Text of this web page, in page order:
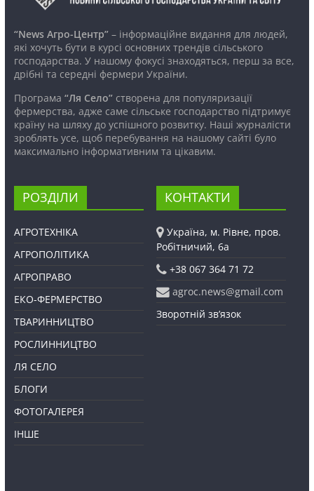
“News Агро-Центр”– інформаційне видання для людей,
які хочуть бути в курсі основних трендів сільського
господарства. У нашому фокусі знаходяться, перш за все,
дрібні та середні фермери України.
Програма “Ля Село”створена для популяризації
фермерства, адже саме сільське господарство підтримує
країну на шляху до успішного розвитку. Наші журналісти
зроблять усе, щоб перебування на нашому сайті було
максимально інформативним та цікавим.
РОЗДІЛИ
АГРОТЕХНІКА
АГРОПОЛІТИКА
АГРОПРАВО
ЕКО-ФЕРМЕРСТВО
ТВАРИННИЦТВО
РОСЛИННИЦТВО
ЛЯ СЕЛО
БЛОГИ
ФОТОГАЛЕРЕЯ
ІНШЕ
КОНТАКТИ
Україна, м. Рівне, пров.
Робітничий, 6а
+38 067 364 71 72
agroc.news@gmail.com
Зворотній зв’язок